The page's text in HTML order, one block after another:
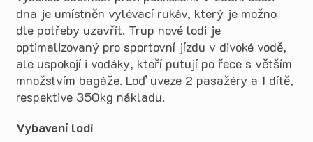
dna je umístněn vylévací rukáv, který je možno
dle potřeby uzavřít. Trup nové lodi je
optimalizovaný pro sportovní jízdu v divoké vodě,
ale uspokojí i vodáky, kteří putují po řece s větším
množstvím bagáže. Loď uveze 2 pasažéry a 1 dítě,
respektive 350kg nákladu.
Vybavení lodi